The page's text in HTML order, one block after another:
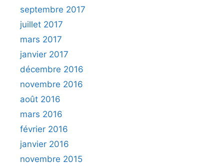
septembre 2017
juillet 2017
mars 2017
janvier 2017
décembre 2016
novembre 2016
août 2016
mars 2016
février 2016
janvier 2016
novembre 2015